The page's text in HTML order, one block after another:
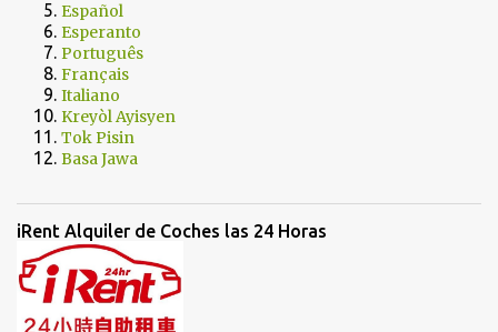
Español
Esperanto
Português
Français
Italiano
Kreyòl Ayisyen
Tok Pisin
Basa Jawa
iRent Alquiler de Coches las 24 Horas